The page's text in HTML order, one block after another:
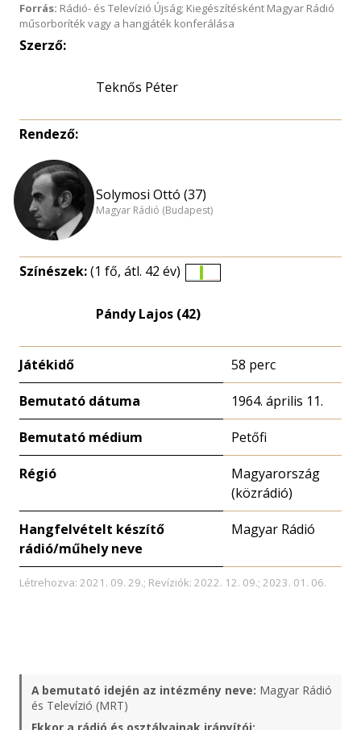
Forrás: Rádió- és Televízió Újság; Kiegészítésként Magyar Rádió
műsorboríték vagy a hangjáték konferálása
Szerző:
Teknős Péter
Rendező:
Solymosi Ottó (37)
Magyar Rádió (Budapest)
Színészek:(1 fő, átl. 42 év)
Pándy Lajos (42)
Játékidő 58 perc
Bemutató dátuma 1964. április 11.
Bemutató médium Petőfi
Régió
Magyarország
(közrádió)
Hangfelvételt készítő
rádió/műhely neve
Magyar Rádió
Létrehozva: 2021. 09. 29.; Revíziók: 2022. 12. 09.; 2023. 01. 06.
A bemutató idején az intézmény neve: Magyar Rádió
és Televízió (MRT)